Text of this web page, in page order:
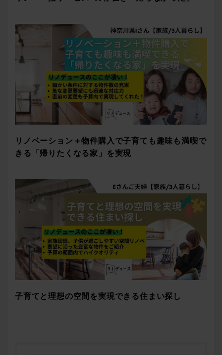
リノベーション＋物件購入で子育ても趣味も満喫で
きる「帰りたくなる家」を実現
子育てと理想の空間を実現できる住まい探し